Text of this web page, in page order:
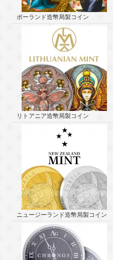
ポーランド造幣局製コイン
リトアニア造幣局製コイン
ニュージーランド造幣局製コイン